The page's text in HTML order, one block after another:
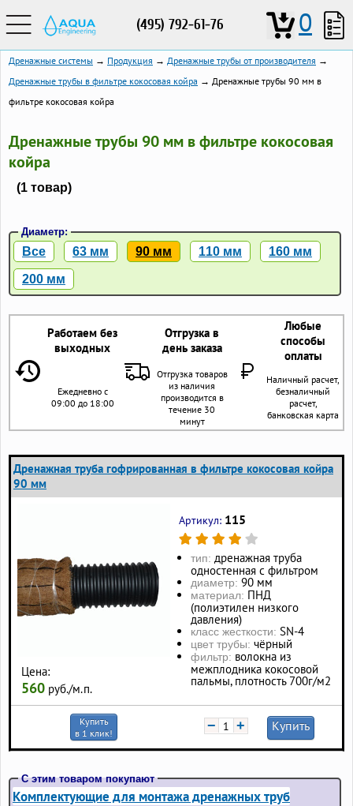
(495) 792-61-76 0
Дренажные системы → Продукция → Дренажные трубы от производителя →
Дренажные трубы в фильтре кокосовая койра → Дренажные трубы 90 мм в
фильтре кокосовая койра
Дренажные трубы 90 мм в фильтре кокосовая
койра
(1 товар)
Диаметр:
Все 63 мм 90 мм 110 мм 160 мм
200 мм
Работаем без
выходных
Отгрузка в
день заказа
Любые
способы
оплаты
Ежедневно с
09:00 до 18:00
Отгрузка товаров
из наличия
производится в
течение 30
минут
Наличный расчет,
безналичный
расчет,
банковская карта
Дренажная труба гофрированная в фильтре кокосовая койра
90 мм
Цена:
560 руб./м.п.
Артикул: 115
тип: дренажная труба
одностенная с фильтром
диаметр: 90 мм
материал: ПНД
(полиэтилен низкого
давления)
класс жесткости: SN-4
цвет трубы: чёрный
фильтр: волокна из
межплодника кокосовой
пальмы, плотность 700г/м2
Купить
в 1 клик!
− + Купить
С этим товаром покупают
Комплектующие для монтажа дренажных труб